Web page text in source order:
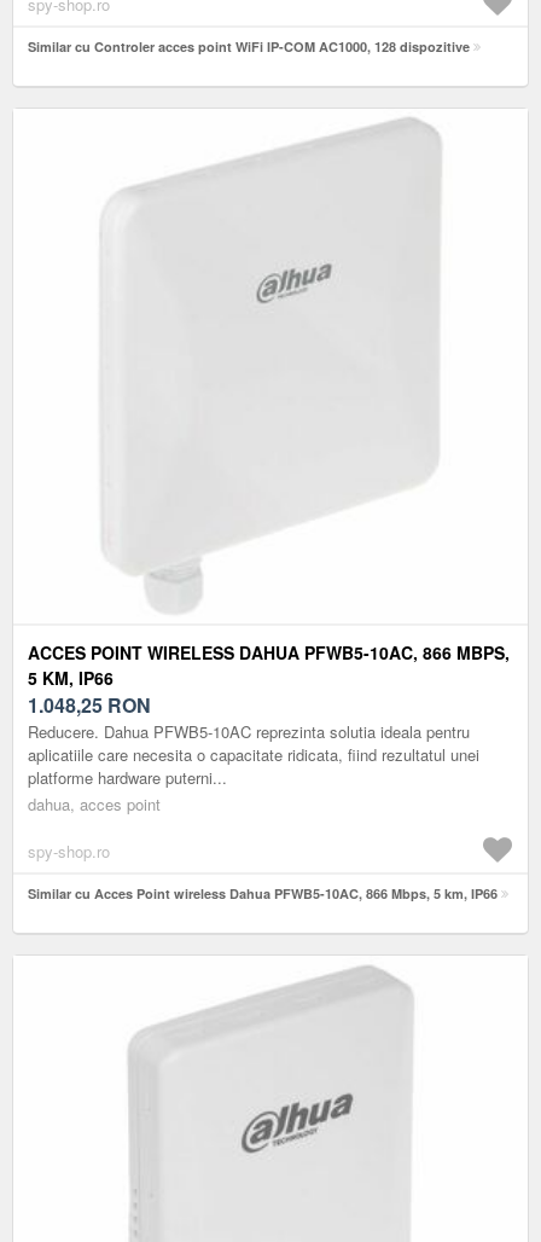
Similar cu Controler acces point WiFi IP-COM AC1000, 128 dispozitive
ACCES POINT WIRELESS DAHUA PFWB5-10AC, 866 MBPS,
5 KM, IP66
1.048,25 RON
Reducere. Dahua PFWB5-10AC reprezinta solutia ideala pentru
aplicatiile care necesita o capacitate ridicata, fiind rezultatul unei
platforme hardware puterni...
dahua, acces point
spy-shop.ro
Similar cu Acces Point wireless Dahua PFWB5-10AC, 866 Mbps, 5 km, IP66